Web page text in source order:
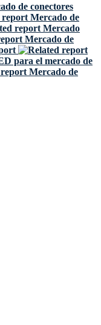
de conectores
Mercado de
Mercado
Mercado de
para el mercado de
Mercado de